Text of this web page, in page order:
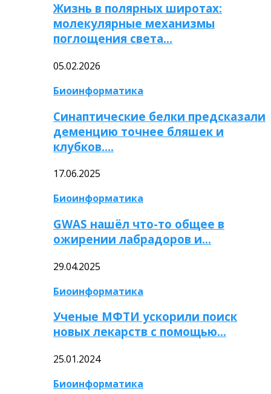
Жизнь в полярных широтах:
молекулярные механизмы
поглощения света…
05.02.2026
Биоинформатика
Синаптические белки предсказали
деменцию точнее бляшек и
клубков….
17.06.2025
Биоинформатика
GWAS нашёл что-то общее в
ожирении лабрадоров и…
29.04.2025
Биоинформатика
Ученые МФТИ ускорили поиск
новых лекарств с помощью…
25.01.2024
Биоинформатика